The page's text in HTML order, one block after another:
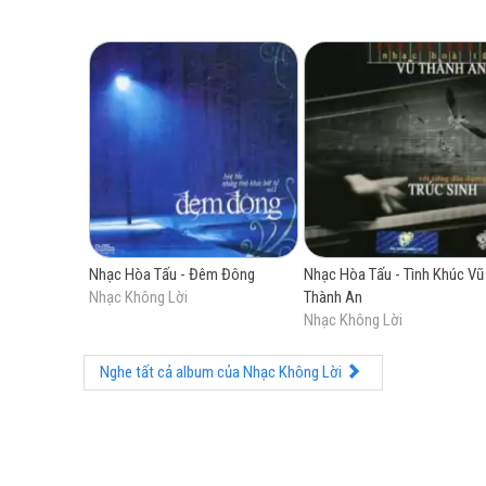
Nhạc Hòa Tấu - Đêm Đông
Nhạc Không Lời
Nhạc Hòa Tấu - Tình Khúc Vũ
Thành An
Nhạc Không Lời
Nghe tất cả album của Nhạc Không Lời